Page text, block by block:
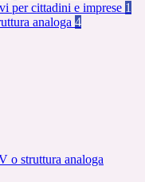
per cittadini e imprese 1
analoga 4
o struttura analoga